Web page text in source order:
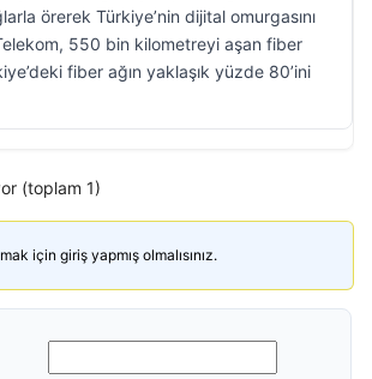
örerek Türkiye’nin dijital omurgasını
550 bin kilometreyi aşan fiber
fiber ağın yaklaşık yüzde 80’ini
(toplam 1)
için giriş yapmış olmalısınız.